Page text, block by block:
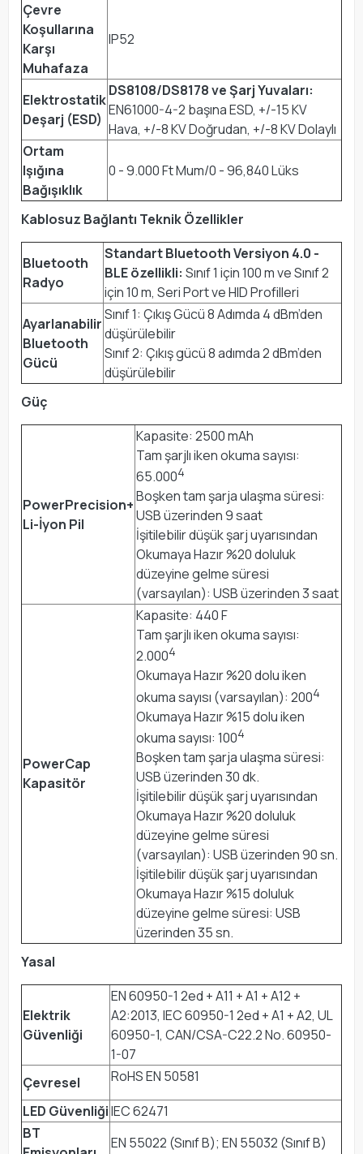
Çevre
Koşullarına
Karşı
Muhafaza
IP52
Elektrostatik
Deşarj (ESD)
DS8108/DS8178 ve Şarj Yuvaları:
EN61000-4-2 başına ESD, +/-15 KV
Hava, +/-8 KV Doğrudan, +/-8 KV Dolaylı
Ortam
Işığına
Bağışıklık
0 - 9.000 Ft Mum/0 - 96,840 Lüks
Kablosuz Bağlantı Teknik Özellikler
Bluetooth
Radyo
Standart Bluetooth Versiyon 4.0 -
BLE özellikli: Sınıf 1 için 100 m ve Sınıf 2
için 10 m, Seri Port ve HID Profilleri
Ayarlanabilir
Bluetooth
Gücü
Sınıf 1: Çıkış Gücü 8 Adımda 4 dBm’den
düşürülebilir
Sınıf 2: Çıkış gücü 8 adımda 2 dBm’den
düşürülebilir
Güç
PowerPrecision+
Li-İyon Pil
Kapasite: 2500 mAh
Tam şarjlı iken okuma sayısı:
65.0004
Boşken tam şarja ulaşma süresi:
USB üzerinden 9 saat
İşitilebilir düşük şarj uyarısından
Okumaya Hazır %20 doluluk
düzeyine gelme süresi
(varsayılan): USB üzerinden 3 saat
PowerCap
Kapasitör
Kapasite: 440 F
Tam şarjlı iken okuma sayısı:
2.0004
Okumaya Hazır %20 dolu iken
okuma sayısı (varsayılan): 2004
Okumaya Hazır %15 dolu iken
okuma sayısı: 1004
Boşken tam şarja ulaşma süresi:
USB üzerinden 30 dk.
İşitilebilir düşük şarj uyarısından
Okumaya Hazır %20 doluluk
düzeyine gelme süresi
(varsayılan): USB üzerinden 90 sn.
İşitilebilir düşük şarj uyarısından
Okumaya Hazır %15 doluluk
düzeyine gelme süresi: USB
üzerinden 35 sn.
Yasal
Elektrik
Güvenliği
EN 60950-1 2ed + A11 + A1 + A12 +
A2:2013, IEC 60950-1 2ed + A1 + A2, UL
60950-1, CAN/CSA-C22.2 No. 60950-
1-07
Çevresel
RoHS EN 50581
LED GüvenliğiIEC 62471
BT
EN 55022 (Sınıf B); EN 55032 (Sınıf B)